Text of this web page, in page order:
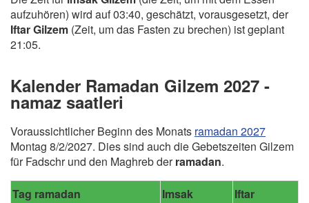
aufzuhören) wird auf 03:40, geschätzt, vorausgesetzt, der
Iftar Gilzem (Zeit, um das Fasten zu brechen) ist geplant
21:05.
Kalender Ramadan Gilzem 2027 -
namaz saatleri
Voraussichtlicher Beginn des Monats ramadan 2027
Montag 8/2/2027. Dies sind auch die Gebetszeiten Gilzem
für Fadschr und den Maghreb derramadan.
Tag ramadan Imsak
Iftar